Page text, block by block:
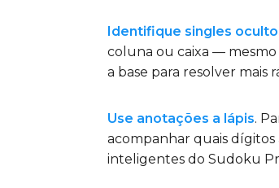
Identifique singles
coluna ou caixa — mesmo
a base para resolver mais
Use anotações a lápis.
acompanhar quais dígitos
inteligentes do Sudoku